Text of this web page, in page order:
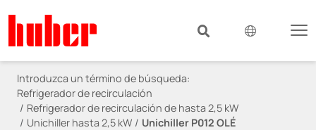
Introduzca un término de búsqueda:
Refrigerador de recirculación
Refrigerador de recirculación de hasta 2,5 kW
Unichiller hasta 2,5 kW
Unichiller P012 OLÉ